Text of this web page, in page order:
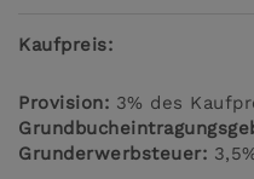
Kaufpreis:
Provision: 3% des
Grunderwerbsteuer: